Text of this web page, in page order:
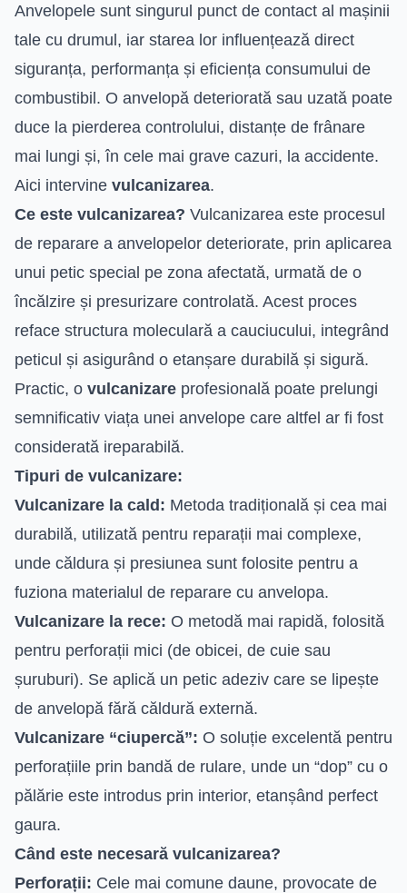
Anvelopele sunt singurul punct de contact al mașinii
tale cu drumul, iar starea lor influențează direct
siguranța, performanța și eficiența consumului de
combustibil. O anvelopă deteriorată sau uzată poate
duce la pierderea controlului, distanțe de frânare
mai lungi și, în cele mai grave cazuri, la accidente.
Aici intervine vulcanizarea.
Ce este vulcanizarea? Vulcanizarea este procesul
de reparare a anvelopelor deteriorate, prin aplicarea
unui petic special pe zona afectată, urmată de o
încălzire și presurizare controlată. Acest proces
reface structura moleculară a cauciucului, integrând
peticul și asigurând o etanșare durabilă și sigură.
Practic, o vulcanizare profesională poate prelungi
semnificativ viața unei anvelope care altfel ar fi fost
considerată ireparabilă.
Tipuri de vulcanizare:
Vulcanizare la cald: Metoda tradițională și cea mai
durabilă, utilizată pentru reparații mai complexe,
unde căldura și presiunea sunt folosite pentru a
fuziona materialul de reparare cu anvelopa.
Vulcanizare la rece: O metodă mai rapidă, folosită
pentru perforații mici (de obicei, de cuie sau
șuruburi). Se aplică un petic adeziv care se lipește
de anvelopă fără căldură externă.
Vulcanizare “ciupercă”: O soluție excelentă pentru
perforațiile prin bandă de rulare, unde un “dop” cu o
pălărie este introdus prin interior, etanșând perfect
gaura.
Când este necesară vulcanizarea?
Perforații: Cele mai comune daune, provocate de